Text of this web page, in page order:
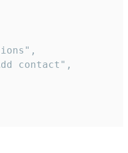
contact",